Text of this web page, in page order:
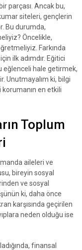
parçası. Ancak bu,
siteleri, gençlerin
Bu durumda,
Öncelikle,
Farkında
ilk adımdır. Eğitici
eğlenceli hale getirmek,
Unutmayalım ki, bilgi
en etkili
Toplum
aileleri ve
bireyin sosyal
ve sosyal
ki, daha önce
karşısında geçirilen
neden olduğu ise
finansal